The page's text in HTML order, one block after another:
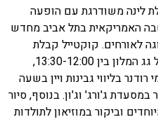
לינה משודרגת עם הופעה
האמריקאית בתל אביב מחדש
לאורחים. קוקטייל קבלת
פנים, סדנת יוגה של שעה וחצי על גג המלון בין 13:30-12:00,
בליווי גבינות ויין בשעה
בוקר במסעדת ג'ורג' וג'ון. בנוסף, סיור
וביקור במוזיאון לתולדות